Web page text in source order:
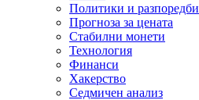
Политики и разпоредби
Прогноза за цената
Стабилни монети
Технология
Финанси
Хакерство
Седмичен анализ